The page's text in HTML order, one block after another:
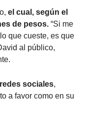
el cual, según el
de pesos. “Si me
que cueste, es que
al público,
sociales,
a favor como en su